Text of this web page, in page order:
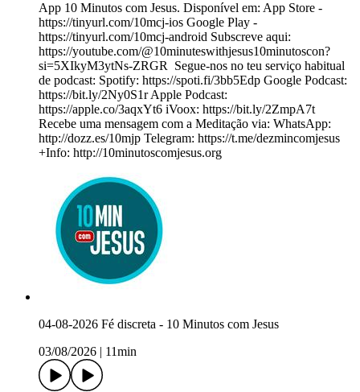
App 10 Minutos com Jesus. Disponível em: App Store -
https://tinyurl.com/10mcj-ios Google Play -
https://tinyurl.com/10mcj-android Subscreve aqui:
https://youtube.com/@10minuteswithjesus10minutoscon?
si=5XIkyM3ytNs-ZRGR ️ Segue-nos no teu serviço habitual
de podcast: Spotify: https://spoti.fi/3bb5Edp Google Podcast:
https://bit.ly/2Ny0S1r Apple Podcast:
https://apple.co/3aqxYt6 iVoox: https://bit.ly/2ZmpA7t
Recebe uma mensagem com a Meditação via: WhatsApp:
http://dozz.es/10mjp Telegram: https://t.me/dezmincomjesus
+Info: http://10minutoscomjesus.org
04-08-2026 Fé discreta - 10 Minutos com Jesus
03/08/2026
11min